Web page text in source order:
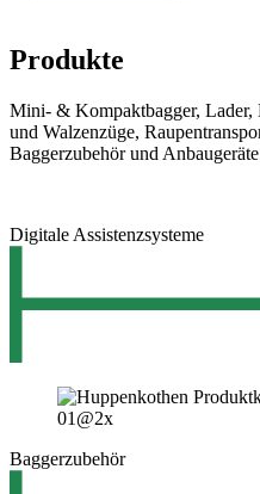
Produkte
Mini- & Kompaktbagger, Lader,
und Walzenzüge,
Baggerzubehör und
Digitale Assistenzsysteme
Baggerzubehör